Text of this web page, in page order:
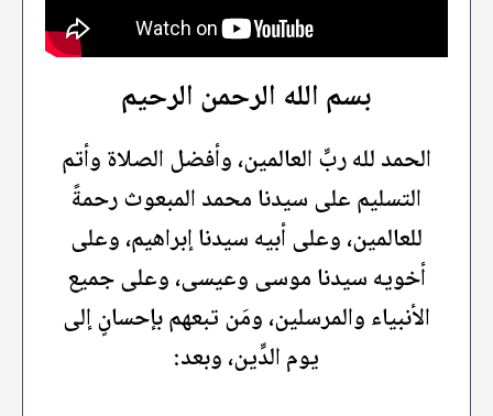
بسم الله الرحمن الرحيم
الحمد لله ربِّ العالمين، وأفضل الصلاة وأتم
التسليم على سيدنا محمد المبعوث رحمةً
للعالمين، وعلى أبيه سيدنا إبراهيم، وعلى
أخويه سيدنا موسى وعيسى، وعلى جميع
الأنبياء والمرسلين، ومَن تبعهم بإحسانٍ إلى
يوم الدِّين، وبعد: